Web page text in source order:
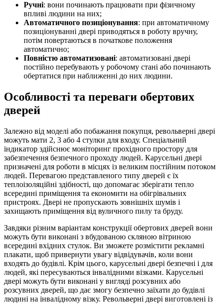
Ручні: вони починають працювати при фізичному
впливі людини на них;
Автоматичного позиціонування: при автоматичному
позиціонуванні двері приводяться в роботу вручну,
потім повертаються в початкове положення
автоматично;
Повністю автоматизовані: автоматизовані двері
постійно перебувають у робочому стані або починають
обертатися при наближенні до них людини.
Особливості та переваги обертових
дверей
Залежно від моделі або побажання покупця, револьверні двері
можуть мати 2, 3 або 4 стулки для входу. Спеціальний
індикатор здійснює моніторинг прохідного простору для
забезпечення безпечного проходу людей. Карусельні двері
призначені для роботи в місцях із великим постійним потоком
людей. Перевагою представленого типу дверей є їх
теплоізоляційні здібності, що допомагає зберігати тепло
всередині приміщення та економити на обігрівальних
пристроях. Двері не пропускають зовнішніх шумів і
захищають приміщення від вуличного пилу та бруду.
Завдяки різним варіантам конструкції обертових дверей вони
можуть бути виконані з вбудованою скляною вітриною
всередині вхідних стулок. Ви зможете розмістити рекламні
плакати, щоб привернути увагу відвідувачів, коли вони
входять до будівлі. Крім цього, карусельні двері безпечні і для
людей, які пересуваються інвалідними візками. Карусельні
двері можуть бути виконані у вигляді розсувних або
розсувних дверей, що дає змогу безпечно заїхати до будівлі
людині на інвалідному візку. Револьверні двері виготовлені із